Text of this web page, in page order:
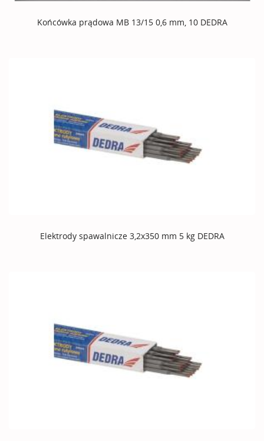
Końcówka prądowa MB 13/15 0,6 mm, 10 DEDRA
Elektrody spawalnicze 3,2x350 mm 5 kg DEDRA